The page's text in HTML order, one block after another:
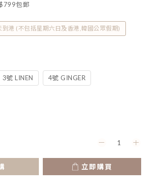
包郵
港 (不包括星期六日及香港,韓國公眾假期)
3號 LINEN 4號 GINGER
立即購買